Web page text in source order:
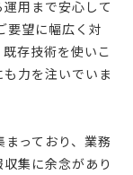
用まで安心して
要望に幅広く対
存技術を使いこ
力を注いでいま
っており、業務
集に余念があり